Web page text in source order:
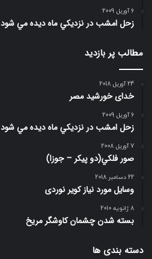
6 آوریل 2009
زحل امشب در نزديكي ماه ديده مي شود
مطالب پر بازدید
24 آوریل 2018
خدای خورشید مصر
6 آوریل 2009
زحل امشب در نزديكي ماه ديده مي شود
7 آوریل 2008
صور فلكي(دو پیکر – جوزا)
22 دسامبر 2018
وسایل مورد نیاز کویر نوردی
8 ژانویه 2010
بسته شدن چشمان کاوشگر مريخ
دسته بندی ها